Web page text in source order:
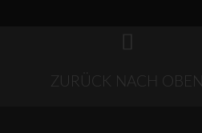
ZURÜCK NACH OBEN